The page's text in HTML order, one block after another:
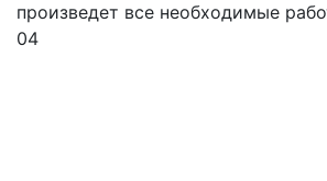
произведет все необходимые
04